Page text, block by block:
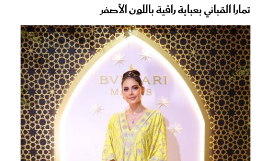
تمارا القباني بعباية راقية باللون الأصفر